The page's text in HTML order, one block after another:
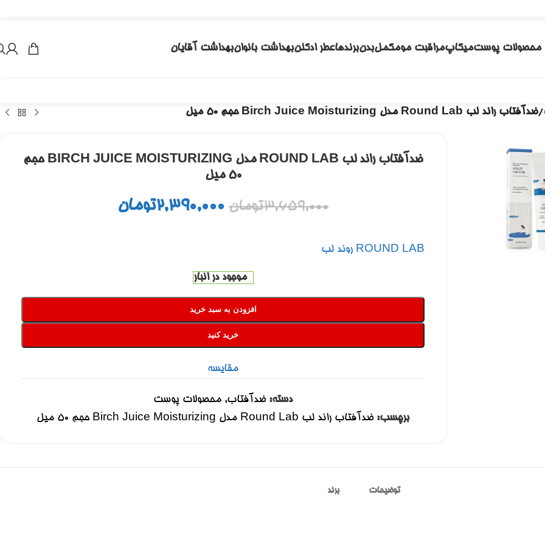
محصولات پوستمیکاپمراقبت مومکملبدنبرندهاعطر ادکلنبهداشت بانوانبهداشت آقایان
/ضدآفتاب راند لب Round Lab مدل Birch Juice Moisturizing حجم 50 میل
بزرگنمایی کلیک کنید
ضدآفتاب راند لب ROUND LAB مدل BIRCH JUICE MOISTURIZING حجم
50 میل
3,659,000تومان 2,390,000تومان
ROUND LAB روند لب
موجود در انبار
افزودن به سبد خرید
خرید کنید
مقایسه
دسته: ضدآفتاب, محصولات پوست
برچسب: ضدآفتاب راند لب Round Lab مدل Birch Juice Moisturizing حجم 50 میل
توضیحات برند